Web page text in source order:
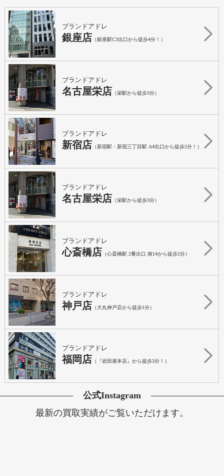
ブランドアドレ
銀座店 （銀座駅C3出口から徒歩4分！）
ブランドアドレ
名古屋栄店 （栄駅から徒歩3分）
ブランドアドレ
新宿店 （新宿駅・新宿三丁目駅 A4出口から徒歩2分！）
ブランドアドレ
名古屋栄店 （栄駅から徒歩3分）
ブランドアドレ
心斎橋店 （心斎橋駅 2番出口 南14から徒歩2分）
ブランドアドレ
神戸店 （大丸神戸店から徒歩1分）
ブランドアドレ
福岡店 （『岩田屋本店』から徒歩3分！）
公式Instagram
最新の買取実績がご覧いただけます。